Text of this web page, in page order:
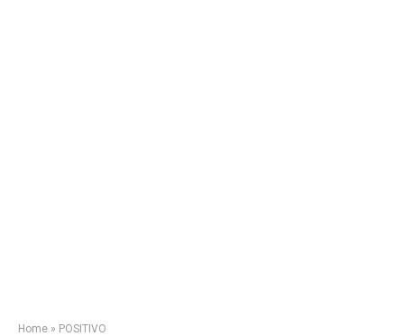
Home » POSITIVO